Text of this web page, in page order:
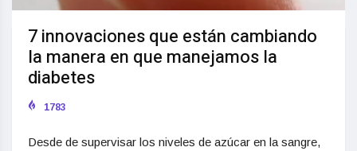
7 innovaciones que están cambiando
la manera en que manejamos la
diabetes
1783
Desde de supervisar los niveles de azúcar en la sangre,